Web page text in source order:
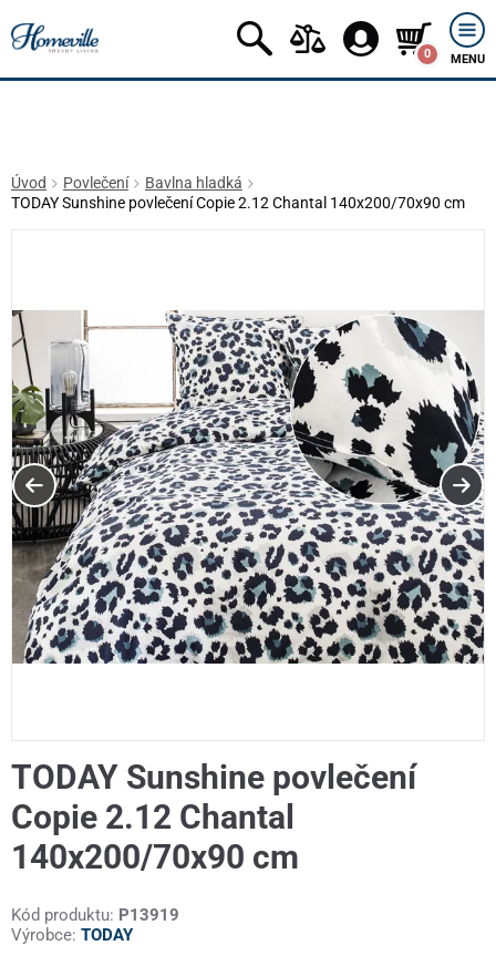
0 MENU
Úvod Povlečení
Bavlna hladká
TODAY Sunshine povlečení Copie 2.12 Chantal 140x200/70x90 cm
TODAY Sunshine povlečení
Copie 2.12 Chantal
140x200/70x90 cm
Kód produktu: P13919
Výrobce: TODAY